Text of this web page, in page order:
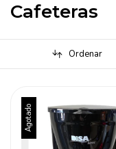
Cafeteras
Ordenar
Agotado